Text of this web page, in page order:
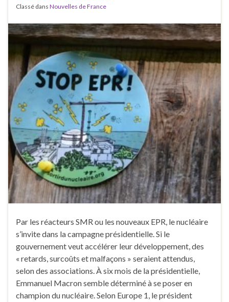
Classé dans Nouvelles de France
Par les réacteurs SMR ou les nouveaux EPR, le nucléaire
s’invite dans la campagne présidentielle. Si le
gouvernement veut accélérer leur développement, des
« retards, surcoûts et malfaçons » seraient attendus,
selon des associations. À six mois de la présidentielle,
Emmanuel Macron semble déterminé à se poser en
champion du nucléaire. Selon Europe 1, le président